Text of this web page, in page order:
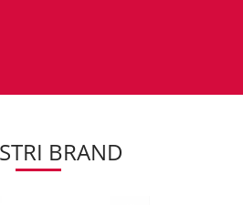
BRAND